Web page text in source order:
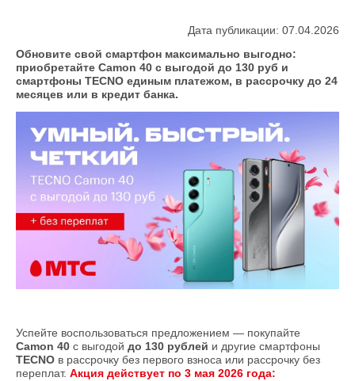
Дата публикации: 07.04.2026
Обновите свой смартфон максимально выгодно:
приобретайте Camon 40 с выгодой до 130 руб и
смартфоны TECNO единым платежом, в рассрочку до 24
месяцев или в кредит банка.
Успейте воспользоваться предложением — покупайте
Camon 40 с выгодой до 130 рублей и другие смартфоны
TECNO в рассрочку без первого взноса или рассрочку без
переплат. Акция действует по 3 мая 2026 года: